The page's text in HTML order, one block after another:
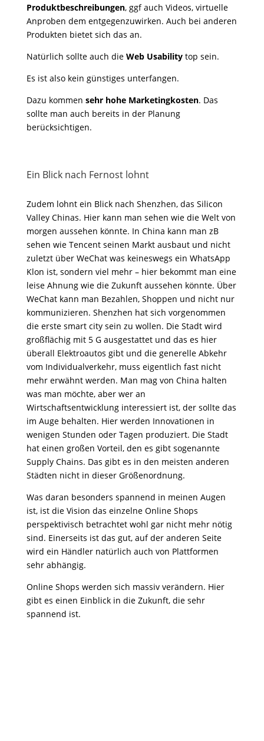
Produktbeschreibungen, ggf auch Videos, virtuelle
Anproben dem entgegenzuwirken. Auch bei anderen
Produkten bietet sich das an.
Natürlich sollte auch die Web Usabilitytop sein.
Es ist also kein günstiges unterfangen.
Dazu kommen sehr hohe Marketingkosten. Das
sollte man auch bereits in der Planung
berücksichtigen.
Ein Blick nach Fernost lohnt
Zudem lohnt ein Blick nach Shenzhen, das Silicon
Valley Chinas. Hier kann man sehen wie die Welt von
morgen aussehen könnte. In China kann man zB
sehen wie Tencent seinen Markt ausbaut und nicht
zuletzt über WeChat was keineswegs ein WhatsApp
Klon ist, sondern viel mehr – hier bekommt man eine
leise Ahnung wie die Zukunft aussehen könnte. Über
WeChat kann man Bezahlen, Shoppen und nicht nur
kommunizieren. Shenzhen hat sich vorgenommen
die erste smart city sein zu wollen. Die Stadt wird
großflächig mit 5 G ausgestattet und das es hier
überall Elektroautos gibt und die generelle Abkehr
vom Individualverkehr, muss eigentlich fast nicht
mehr erwähnt werden. Man mag von China halten
was man möchte, aber wer an
Wirtschaftsentwicklung interessiert ist, der sollte das
im Auge behalten. Hier werden Innovationen in
wenigen Stunden oder Tagen produziert. Die Stadt
hat einen großen Vorteil, den es gibt sogenannte
Supply Chains. Das gibt es in den meisten anderen
Städten nicht in dieser Größenordnung.
Was daran besonders spannend in meinen Augen
ist, ist die Vision das einzelne Online Shops
perspektivisch betrachtet wohl gar nicht mehr nötig
sind. Einerseits ist das gut, auf der anderen Seite
wird ein Händler natürlich auch von Plattformen
sehr abhängig.
Online Shops werden sich massiv verändern. Hier
gibt es einen Einblick in die Zukunft, die sehr
spannend ist.